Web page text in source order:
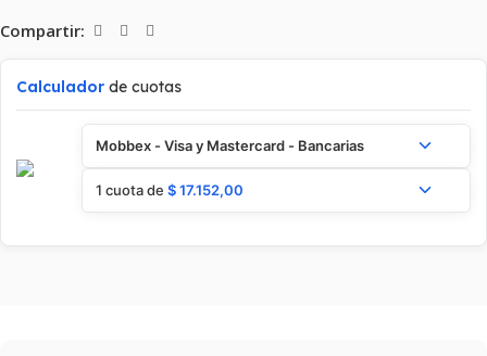
Compartir:
Calculador de cuotas
Mobbex - Visa y Mastercard - Bancarias
1 cuota de $17.152,00